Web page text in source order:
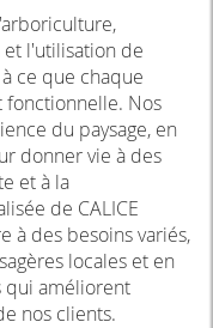
l'utilisation de
ce que chaque
fonctionnelle. Nos
du paysage, en
donner vie à des
et à la
de CALICE
à des besoins variés,
locales et en
qui améliorent
nos clients.